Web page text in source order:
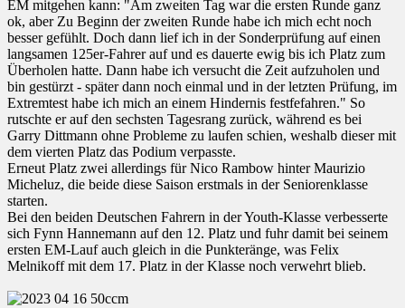
EM mitgehen kann: "Am zweiten Tag war die ersten Runde ganz
ok, aber Zu Beginn der zweiten Runde habe ich mich echt noch
besser gefühlt. Doch dann lief ich in der Sonderprüfung auf einen
langsamen 125er-Fahrer auf und es dauerte ewig bis ich Platz zum
Überholen hatte. Dann habe ich versucht die Zeit aufzuholen und
bin gestürzt - später dann noch einmal und in der letzten Prüfung, im
Extremtest habe ich mich an einem Hindernis festfefahren." So
rutschte er auf den sechsten Tagesrang zurück, während es bei
Garry Dittmann ohne Probleme zu laufen schien, weshalb dieser mit
dem vierten Platz das Podium verpasste.
Erneut Platz zwei allerdings für Nico Rambow hinter Maurizio
Micheluz, die beide diese Saison erstmals in der Seniorenklasse
starten.
Bei den beiden Deutschen Fahrern in der Youth-Klasse verbesserte
sich Fynn Hannemann auf den 12. Platz und fuhr damit bei seinem
ersten EM-Lauf auch gleich in die Punkteränge, was Felix
Melnikoff mit dem 17. Platz in der Klasse noch verwehrt blieb.